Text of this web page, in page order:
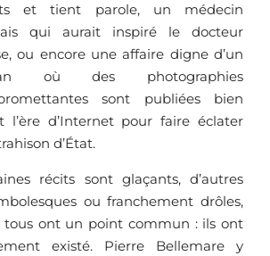
et tient parole, un médecin
qui aurait inspiré le docteur
ou encore une affaire digne d’un
où des photographies
sont publiées bien
l’ère d’Internet pour faire éclater
d’État.
récits sont glaçants, d’autres
ou franchement drôles,
tous ont un point commun : ils ont
existé. Pierre Bellemare y